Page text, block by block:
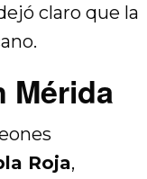
claro que la
Mérida
Roja,